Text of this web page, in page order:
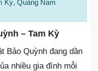
Kỳ, Quảng Nam
– Tam Kỳ
Bảo Quỳnh đang dần
nhiều gia đình mỗi